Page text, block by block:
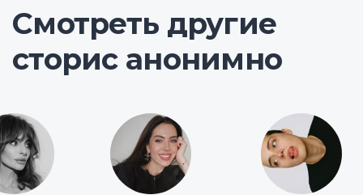
Смотреть другие
сторис анонимно